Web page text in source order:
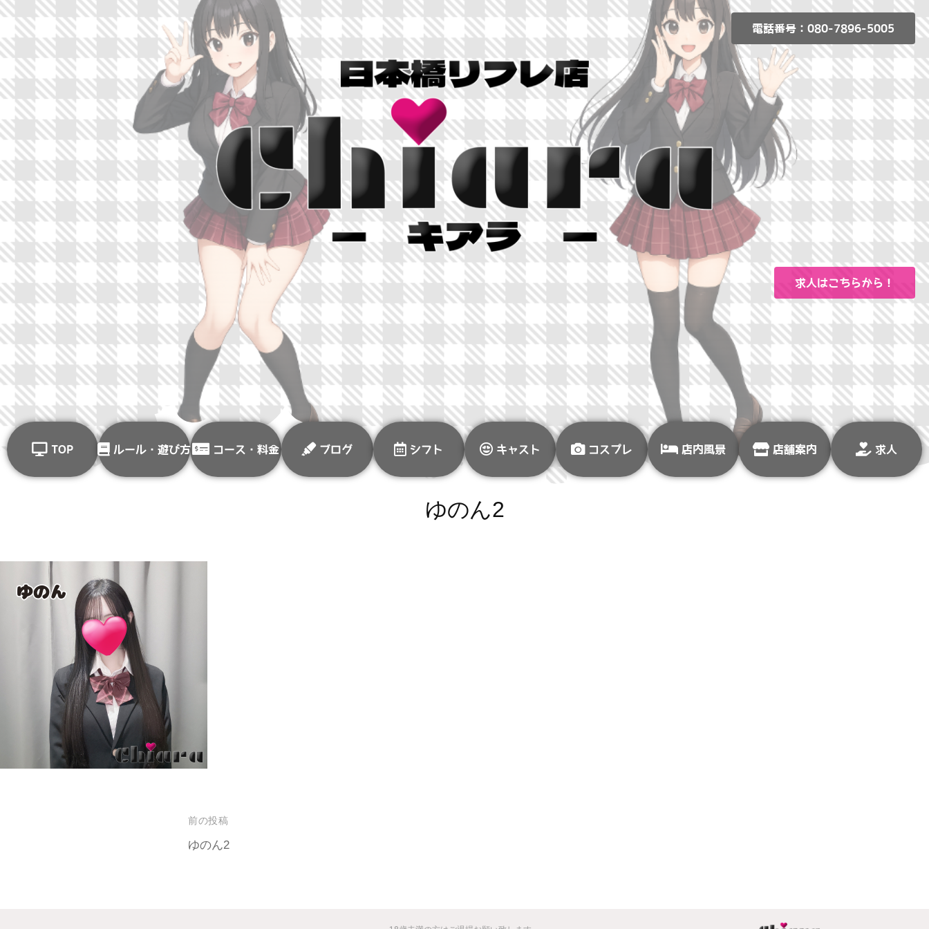
電話番号：080-7896-5005
求人はこちらから！
TOP ルール・遊び方 コース・料金 ブログ シフト キャスト コスプレ 店内風景 店舗案内 求人
ゆのん2
前の投稿
ゆのん2